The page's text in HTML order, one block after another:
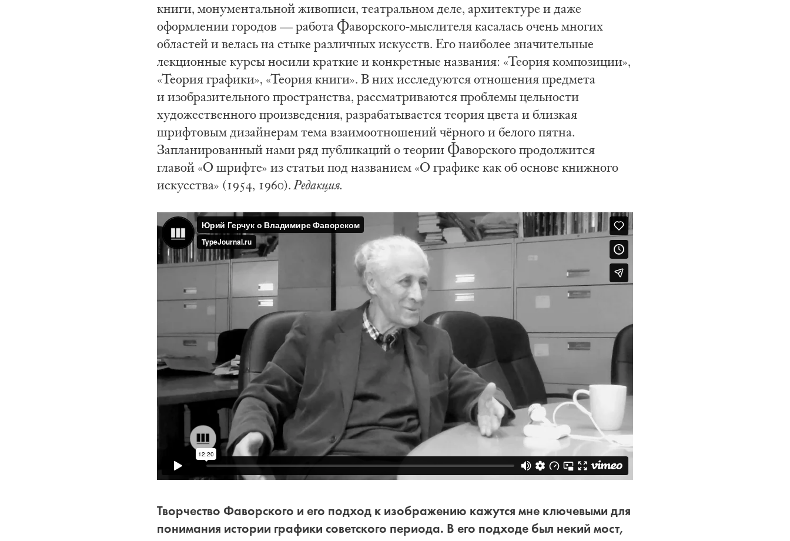
книги, монументальной живописи, театральном деле, архитектуре и даже
оформлении городов — работа Фаворского-мыслителя касалась очень многих
областей и велась на стыке различных искусств. Его наиболее значительные
лекционные курсы носили краткие и конкретные названия: «Теория композиции»,
«Теория графики», «Теория книги». В них исследуются отношения предмета
и изобразительного пространства, рассматриваются проблемы цельности
художественного произведения, разрабатывается теория цвета и близкая
шрифтовым дизайнерам тема взаимоотношений чёрного и белого пятна.
Запланированный нами ряд публикаций о теории Фаворского продолжится
главой «О шрифте» из статьи под названием «О графике как об основе книжного
искусства» (1954, 1960).Редакция.
Творчество Фаворского и его подход к изображению кажутся мне ключевыми для
понимания истории графики советского периода. В его подходе был некий мост,